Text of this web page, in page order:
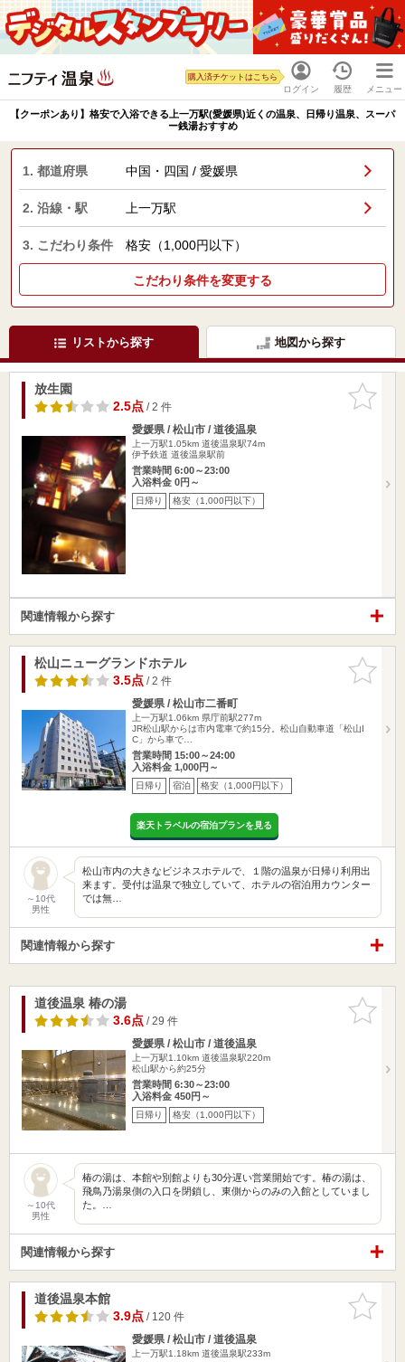
ログイン
購入済チケットはこちら
履歴 メニュー
【クーポンあり】格安で入浴できる上一万駅(愛媛県)近くの温泉、日帰り温泉、スーパ
ー銭湯おすすめ
1. 都道府県 中国・四国 / 愛媛県
2. 沿線・駅 上一万駅
3. こだわり条件 格安（1,000円以下）
こだわり条件を変更する
リストから探す 地図から探す
お気に入
りに追加
放生園
2.5点/ 2 件
愛媛県 / 松山市 / 道後温泉
上一万駅1.05km 道後温泉駅74m
伊予鉄道 道後温泉駅前
営業時間 6:00～23:00
入浴料金 0円～
日帰り 格安（1,000円以下）
関連情報から探す
お気に入
りに追加
松山ニューグランドホテル
3.5点/ 2 件
愛媛県 / 松山市二番町
上一万駅1.06km 県庁前駅277m
JR松山駅からは市内電車で約15分。松山自動車道「松山I
C」から車で…
営業時間 15:00～24:00
入浴料金 1,000円～
日帰り 宿泊 格安（1,000円以下）
楽天トラベルの宿泊プランを見る
～10代
男性
松山市内の大きなビジネスホテルで、１階の温泉が日帰り利用出
来ます。受付は温泉で独立していて、ホテルの宿泊用カウンター
では無…
関連情報から探す
お気に入
りに追加
道後温泉 椿の湯
3.6点/ 29 件
愛媛県 / 松山市 / 道後温泉
上一万駅1.10km 道後温泉駅220m
松山駅から約25分
営業時間 6:30～23:00
入浴料金 450円～
日帰り 格安（1,000円以下）
～10代
男性
椿の湯は、本館や別館よりも30分遅い営業開始です。椿の湯は、
飛鳥乃湯泉側の入口を閉鎖し、東側からのみの入館としていまし
た。…
関連情報から探す
お気に入
りに追加
道後温泉本館
3.9点/ 120 件
愛媛県 / 松山市 / 道後温泉
上一万駅1.18km 道後温泉駅233m